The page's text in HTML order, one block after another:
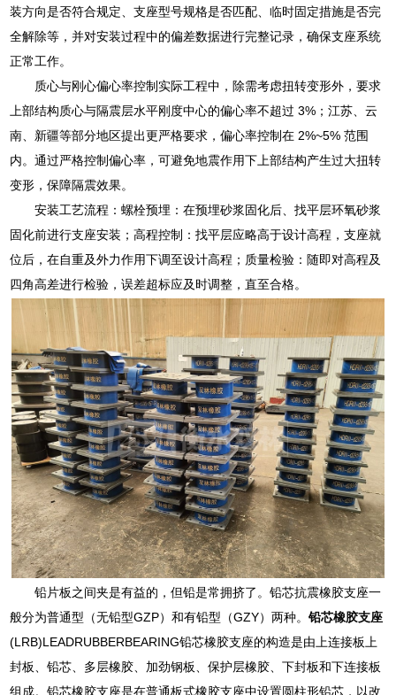
装方向是否符合规定、支座型号规格是否匹配、临时固定措施是否完
全解除等，并对安装过程中的偏差数据进行完整记录，确保支座系统
正常工作。
质心与刚心偏心率控制实际工程中，除需考虑扭转变形外，要求
上部结构质心与隔震层水平刚度中心的偏心率不超过 3%；江苏、云
南、新疆等部分地区提出更严格要求，偏心率控制在 2%~5% 范围
内。通过严格控制偏心率，可避免地震作用下上部结构产生过大扭转
变形，保障隔震效果。
安装工艺流程：螺栓预埋：在预埋砂浆固化后、找平层环氧砂浆
固化前进行支座安装；高程控制：找平层应略高于设计高程，支座就
位后，在自重及外力作用下调至设计高程；质量检验：随即对高程及
四角高差进行检验，误差超标应及时调整，直至合格。
铅片板之间夹是有益的，但铅是常拥挤了。铅芯抗震橡胶支座一
般分为普通型（无铅型GZP）和有铅型（GZY）两种。铅芯橡胶支座
(LRB)LEADRUBBERBEARING铅芯橡胶支座的构造是由上连接板上
封板、铅芯、多层橡胶、加劲钢板、保护层橡胶、下封板和下连接板
组成。铅芯橡胶支座是在普通板式橡胶支座中设置圆柱形铅芯，以改